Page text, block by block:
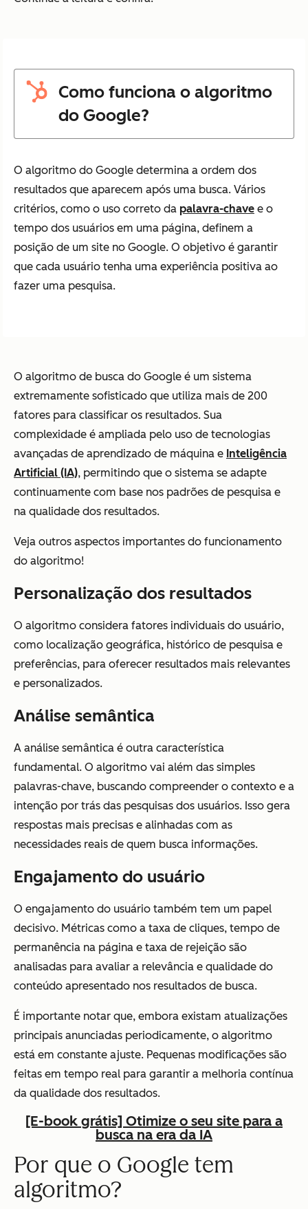
Como funciona o algoritmo
do Google?
O algoritmo do Google determina a ordem dos
resultados que aparecem após uma busca. Vários
critérios, como o uso correto da palavra-chave e o
tempo dos usuários em uma página, definem a
posição de um site no Google. O objetivo é garantir
que cada usuário tenha uma experiência positiva ao
fazer uma pesquisa.
O algoritmo de busca do Google é um sistema
extremamente sofisticado que utiliza mais de 200
fatores para classificar os resultados. Sua
complexidade é ampliada pelo uso de tecnologias
avançadas de aprendizado de máquina e Inteligência
Artificial (IA), permitindo que o sistema se adapte
continuamente com base nos padrões de pesquisa e
na qualidade dos resultados.
Veja outros aspectos importantes do funcionamento
do algoritmo!
Personalização dos resultados
O algoritmo considera fatores individuais do usuário,
como localização geográfica, histórico de pesquisa e
preferências, para oferecer resultados mais relevantes
e personalizados.
Análise semântica
A análise semântica é outra característica
fundamental. O algoritmo vai além das simples
palavras-chave, buscando compreender o contexto e a
intenção por trás das pesquisas dos usuários. Isso gera
respostas mais precisas e alinhadas com as
necessidades reais de quem busca informações.
Engajamento do usuário
O engajamento do usuário também tem um papel
decisivo. Métricas como a taxa de cliques, tempo de
permanência na página e taxa de rejeição são
analisadas para avaliar a relevância e qualidade do
conteúdo apresentado nos resultados de busca.
É importante notar que, embora existam atualizações
principais anunciadas periodicamente, o algoritmo
está em constante ajuste. Pequenas modificações são
feitas em tempo real para garantir a melhoria contínua
da qualidade dos resultados.
[E-book grátis] Otimize o seu site para a
busca na era da IA
Por que o Google tem
algoritmo?